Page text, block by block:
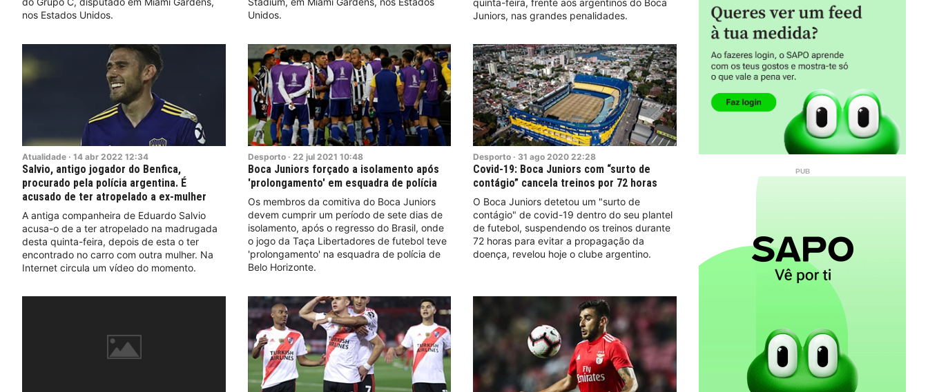
nos Estados Unidos.
Unidos.
quinta-feira, frente aos argentinos do Boca
Juniors, nas grandes penalidades.
Atualidade · 14 abr 2022 12:34
Salvio, antigo jogador do Benfica,
procurado pela polícia argentina. É
acusado de ter atropelado a ex-mulher
A antiga companheira de Eduardo Salvio
acusa-o de a ter atropelado na madrugada
desta quinta-feira, depois de esta o ter
encontrado no carro com outra mulher. Na
Internet circula um vídeo do momento.
Desporto · 22 jul 2021 10:48
Boca Juniors forçado a isolamento após
'prolongamento' em esquadra de polícia
Os membros da comitiva do Boca Juniors
devem cumprir um período de sete dias de
isolamento, após o regresso do Brasil, onde
o jogo da Taça Libertadores de futebol teve
'prolongamento' na esquadra de polícia de
Belo Horizonte.
Desporto · 31 ago 2020 22:28
Covid-19: Boca Juniors com “surto de
contágio” cancela treinos por 72 horas
O Boca Juniors detetou um "surto de
contágio" de covid-19 dentro do seu plantel
de futebol, suspendendo os treinos durante
72 horas para evitar a propagação da
doença, revelou hoje o clube argentino.